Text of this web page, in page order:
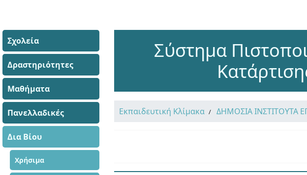
Σχολεία
Δραστηριότητες
Μαθήματα
Πανελλαδικές
Δια Βίου
Χρήσιμα
Σύστημα
Εκπαιδευτική Κλίμακα ΔΗΜΟΣΙΑ ΙΝΣΤΙΤΟΥΤΑ